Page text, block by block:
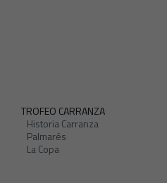
TROFEO CARRANZA
Historia Carranza
Palmarés
La Copa